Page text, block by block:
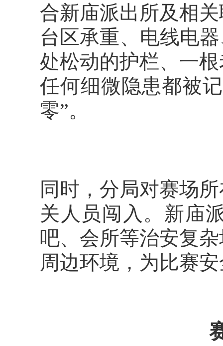
合新庙派出所及相
台区承重、电线电
处松动的护栏、一
任何细微隐患都被
零”。
同时，分局对赛场
关人员闯入。新庙
吧、会所等治安复
周边环境，为比赛